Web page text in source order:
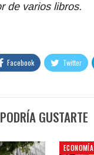
de varios libros.
Facebook Twitter
GUSTARTE
ECONOMÍA